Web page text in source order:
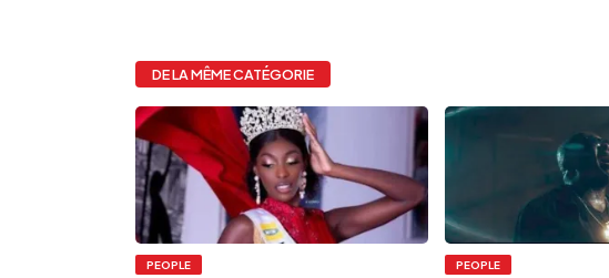
DE LA MÊME CATÉGORIE
PEOPLE PEOPLE